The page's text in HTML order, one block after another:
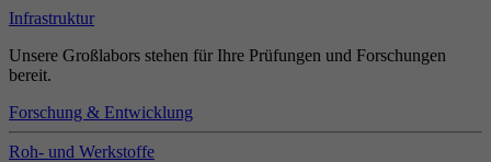
Infrastruktur
Unsere Großlabors stehen für Ihre Prüfungen und Forschungen
bereit.
Forschung & Entwicklung
Roh- und Werkstoffe